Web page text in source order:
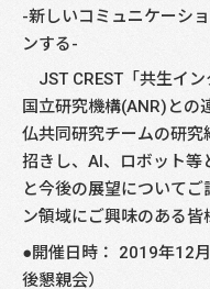
-新しいコミュニケーシ
ンする-
JST CREST「共生イン
国立研究機構(ANR)との
仏共同研究チームの研究
招きし、AI、ロボット等
と今後の展望について
ン領域にご興味のある皆
●開催日時： 2019年12
後懇親会）